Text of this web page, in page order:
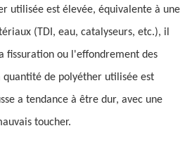
utilisée est élevée, équivalente à une
(TDI, eau, catalyseurs, etc.), il
fissuration ou l'effondrement des
quantité de polyéther utilisée est
a tendance à être dur, avec une
toucher.